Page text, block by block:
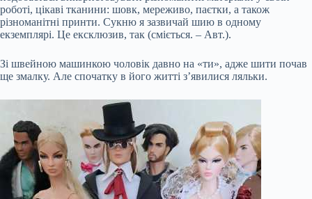
роботі, цікаві тканини: шовк, мереживо, паєтки, а також
різноманітні принти. Сукню я зазвичай шию в одному
екземплярі. Це ексклюзив, так (сміється. – Авт.).
Зі швейною машинкою чоловік давно на «ти», адже шити почав
ще змалку. Але спочатку в його житті з’явилися ляльки.